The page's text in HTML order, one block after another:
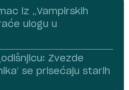
iz „Vampirskih
ulogu u
Zvezde
se prisećaju starih